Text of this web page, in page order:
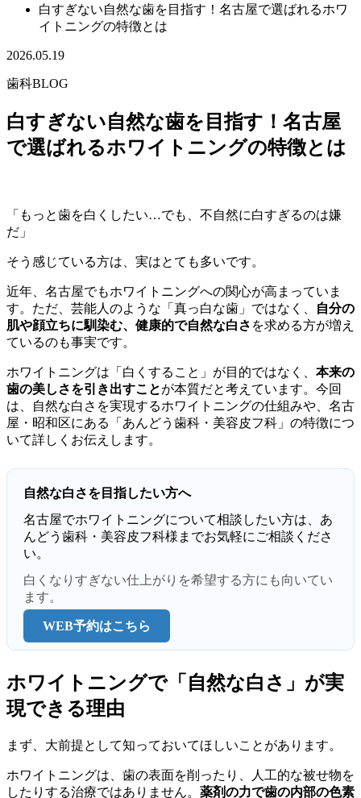
白すぎない自然な歯を目指す！名古屋で選ばれるホワ
イトニングの特徴とは
2026.05.19
歯科BLOG
白すぎない自然な歯を目指す！名古屋
で選ばれるホワイトニングの特徴とは
「もっと歯を白くしたい…でも、不自然に白すぎるのは嫌
だ」
そう感じている方は、実はとても多いです。
近年、名古屋でもホワイトニングへの関心が高まっていま
す。ただ、芸能人のような「真っ白な歯」ではなく、
自分の
肌や顔立ちに馴染む、健康的で自然な白さ を求める方が増え
ているのも事実です。
ホワイトニングは「白くすること」が目的ではなく、 本来の
歯の美しさを引き出すことが本質だと考えています。今回
は、自然な白さを実現するホワイトニングの仕組みや、名古
屋・昭和区にある「あんどう歯科・美容皮フ科」の特徴につ
いて詳しくお伝えします。
自然な白さを目指したい方へ
名古屋でホワイトニングについて相談したい方は、あ
んどう歯科・美容皮フ科様までお気軽にご相談くださ
い。
白くなりすぎない仕上がりを希望する方にも向いてい
ます。
WEB予約はこちら
ホワイトニングで「自然な白さ」が実
現できる理由
まず、大前提として知っておいてほしいことがあります。
ホワイトニングは、歯の表面を削ったり、人工的な被せ物を
したりする治療ではありません。 薬剤の力で歯の内部の色素